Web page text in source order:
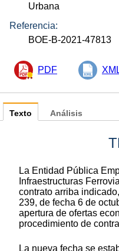
Urbana
Referencia:
BOE-B-2021-47813
PDF
Texto
La Entidad Pública
Infraestructuras
contrato arriba
239, de fecha 6 de
apertura de ofertas
procedimiento de
La nueva fecha se
Análisis